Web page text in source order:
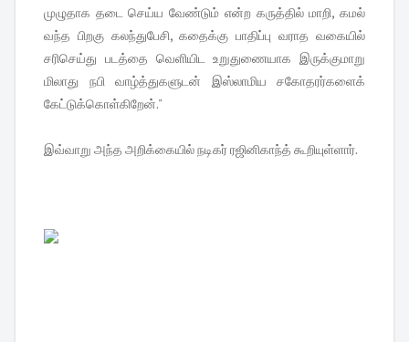
முழுதாக தடை செய்ய வேண்டும் என்ற கருத்தில் மாறி, கமல்
வந்த பிறகு கலந்துபேசி, கதைக்கு பாதிப்பு வராத வகையில்
சரிசெய்து படத்தை வெளியிட உறுதுணையாக இருக்குமாறு
மிலாது நபி வாழ்த்துகளுடன் இஸ்லாமிய சகோதரர்களைக்
கேட்டுக்கொள்கிறேன்."
இவ்வாறு அந்த அறிக்கையில் நடிகர் ரஜினிகாந்த் கூறியுள்ளார்.